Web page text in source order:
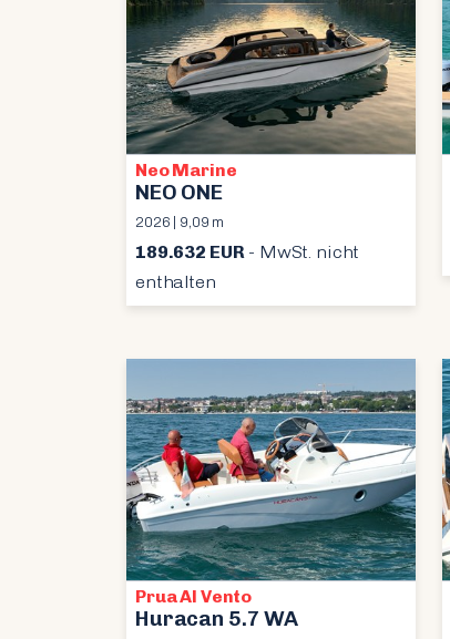
Neo Marine
NEO ONE
2026 | 9,09 m
189.632 EUR- MwSt. nicht
enthalten
Prua Al Vento
Huracan 5.7 WA